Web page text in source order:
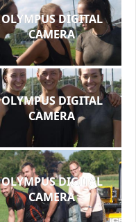
OLYMPUS DIGITAL
CAMERA
OLYMPUS DIGITAL
CAMERA
OLYMPUS DIGITAL
CAMERA